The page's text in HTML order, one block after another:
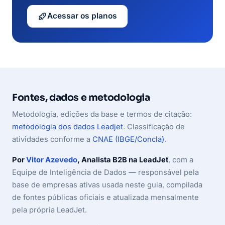
Acessar os planos
Fontes, dados e metodologia
Metodologia, edições da base e termos de citação:
metodologia dos dados Leadjet. Classificação de
atividades conforme a CNAE (IBGE/Concla).
PorVitor Azevedo, Analista B2B na LeadJet, com a
Equipe de Inteligência de Dados — responsável pela
base de empresas ativas usada neste guia, compilada
de fontes públicas oficiais e atualizada mensalmente
pela própria LeadJet.